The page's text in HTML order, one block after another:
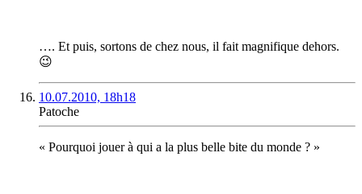
…. Et puis, sortons de chez nous, il fait magnifique dehors.
😉
10.07.2010, 18h18
Patoche
« Pourquoi jouer à qui a la plus belle bite du monde ? »